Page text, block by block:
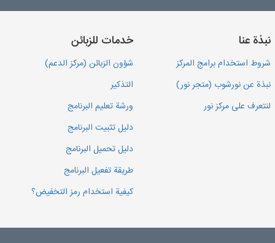
نبذة عنا
شروط استخدام برامج المركز
نبذة عن نورشوب (متجر نور)
لنتعرف على مركز نور
خدمات للزبائن
شؤون الزبائن (مركز الدعم)
التذكير
ورشة تعليم البرنامج
دليل تثبيت البرنامج
دليل تحميل البرنامج
طريقة تفعيل البرنامج
كيفية استخدام رمز التخفيض؟